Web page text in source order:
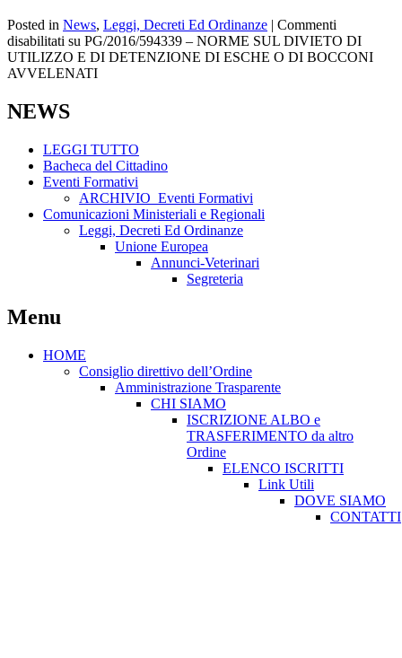
Posted in News, Leggi, Decreti Ed Ordinanze | Commenti
disabilitati su PG/2016/594339 – NORME SUL DIVIETO DI
UTILIZZO E DI DETENZIONE DI ESCHE O DI BOCCONI
AVVELENATI
NEWS
LEGGI TUTTO
Bacheca del Cittadino
Eventi Formativi
ARCHIVIO_Eventi Formativi
Comunicazioni Ministeriali e Regionali
Leggi, Decreti Ed Ordinanze
Unione Europea
Annunci-Veterinari
Segreteria
Menu
HOME
Consiglio direttivo dell’Ordine
Amministrazione Trasparente
CHI SIAMO
ISCRIZIONE ALBO e
TRASFERIMENTO da altro
Ordine
ELENCO ISCRITTI
Link Utili
DOVE SIAMO
CONTATTI